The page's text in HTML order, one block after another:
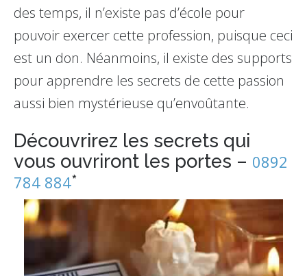
des temps, il n’existe pas d’école pour
pouvoir exercer cette profession, puisque ceci
est un don. Néanmoins, il existe des supports
pour apprendre les secrets de cette passion
aussi bien mystérieuse qu’envoûtante.
Découvrirez les secrets qui
vous ouvriront les portes – 0892
784 884*